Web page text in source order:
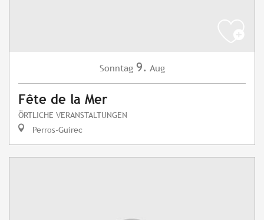
Sonntag 9. Aug
Fête de la Mer
ÖRTLICHE VERANSTALTUNGEN
Perros-Guirec